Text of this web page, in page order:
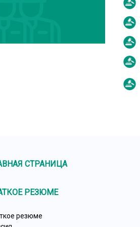
СТРАНИЦА
РЕЗЮМЕ
резюме